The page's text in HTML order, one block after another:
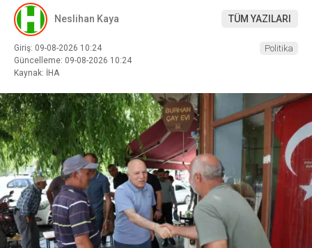
Neslihan Kaya TÜM YAZILARI
Giriş: 09-08-2026 10:24
Güncelleme: 09-08-2026 10:24
Kaynak: İHA
Politika